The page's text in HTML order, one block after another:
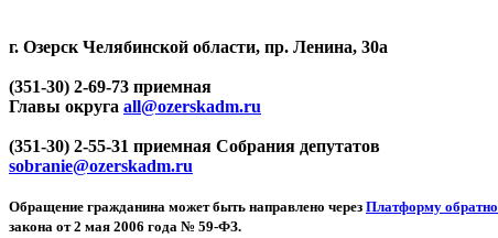
г. Озерск Челябинской области, пр. Ленина, 30а
(351-30) 2-69-73 приемная
Главы округа all@ozerskadm.ru
(351-30) 2-55-31 приемная Собрания депутатов
sobranie@ozerskadm.ru
Обращение гражданина может быть направлено через Платформу
закона от 2 мая 2006 года № 59-ФЗ.